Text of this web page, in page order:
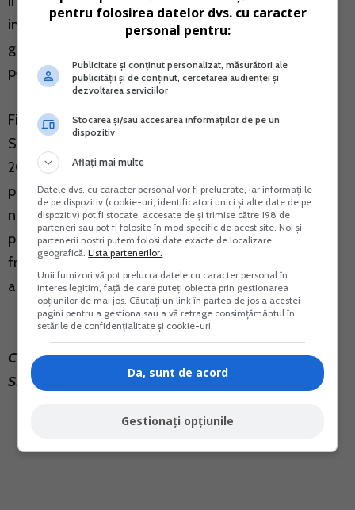
implementarea platii prin SPV si interconectarea cu
ghiseul.ro, a unor categorii de obligatii fiscale pentru
persoanele juridice.
Fiscul reaminteste ca interconectarea dintre serviciul
SPV si ghiseul.ro a fost implementata in luna iunie
2020, contribuabilii persoane fizice avand
posibilitatea de a achita direct cu cardul bancar, in
nume propriu, peste 30 impozite si contributii,
prevazute in anexa O.M.F.P. 1376/2016. Cele mai
frecvente plati au vizat impozitul pe venit, contributii,
accize colectate si plata unor penalitati.
Consulta lista de creante fiscale care pot fi platite prin
SPV de catre persoanele fizice. >>>
pentru folosirea datelor dvs. cu caracter
personal pentru:
Publicitate și conținut personalizat, măsurători ale
publicității și de conținut, cercetarea audienței și
dezvoltarea serviciilor
Stocarea și/sau accesarea informațiilor de pe un
dispozitiv
Aflați mai multe
Datele dvs. cu caracter personal vor fi prelucrate, iar informațiile
de pe dispozitiv (cookie-uri, identificatori unici și alte date de pe
dispozitiv) pot fi stocate, accesate de și trimise către 198 de
parteneri sau pot fi folosite în mod specific de acest site. Noi și
partenerii noștri putem folosi date exacte de localizare
geografică.Lista partenerilor.
Unii furnizori vă pot prelucra datele cu caracter personal în
interes legitim, față de care puteți obiecta prin gestionarea
opțiunilor de mai jos. Căutați un link în partea de jos a acestei
pagini pentru a gestiona sau a vă retrage consimțământul în
setările de confidențialitate și cookie-uri.
Da, sunt de acord
Gestionați opțiunile